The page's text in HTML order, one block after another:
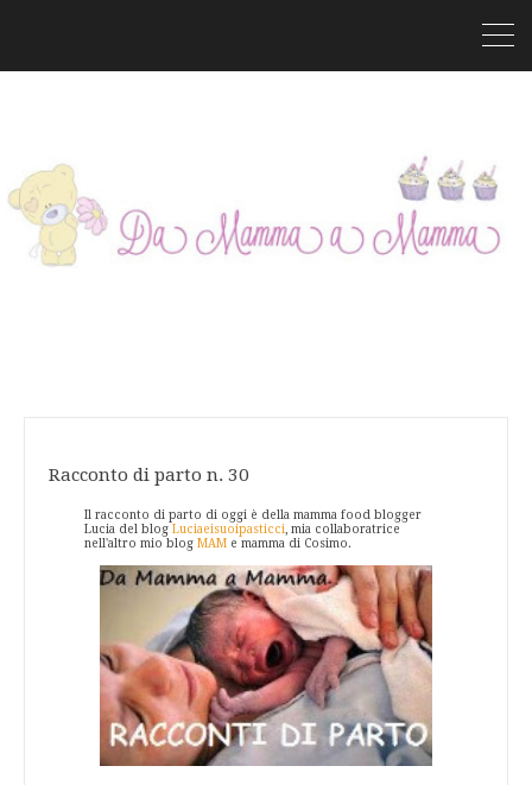
Racconto di parto n. 30
Il racconto di parto di oggi è della mamma food blogger
Lucia del blog Luciaeisuoipasticci , mia collaboratrice
nell'altro mio blog MAM e mamma di Cosimo.